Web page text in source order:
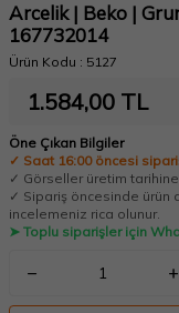
Arcelik | Beko |
167732014
Ürün Kodu : 5127
1.584,00 TL
Öne Çıkan Bilgiler
✓ Saat 16:00 öncesi
✓ Görseller üretim
✓ Sipariş öncesinde ürün
incelemeniz rica olunur.
➤ Toplu siparişler için